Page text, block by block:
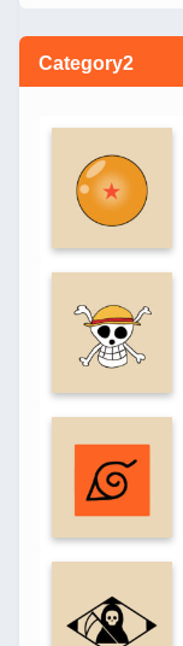
Category2